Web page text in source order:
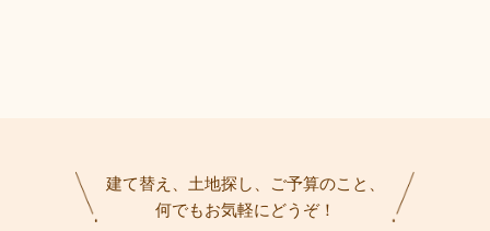
建て替え、土地探し、ご予算のこと、
何でもお気軽にどうぞ！